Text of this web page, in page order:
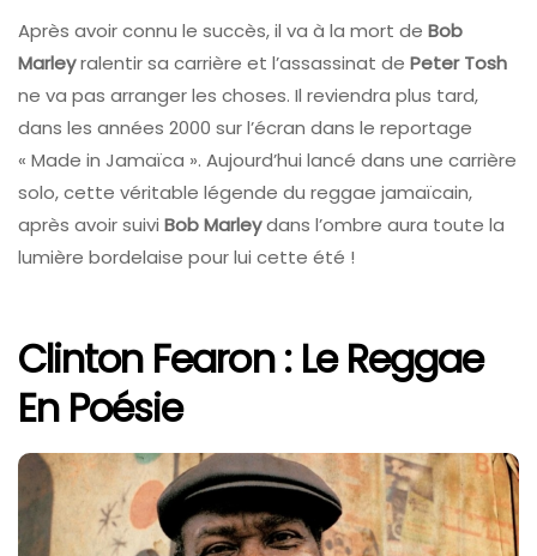
Après avoir connu le succès, il va à la mort de Bob
Marleyralentir sa carrière et l’assassinat de Peter Tosh
ne va pas arranger les choses. Il reviendra plus tard,
dans les années 2000 sur l’écran dans le reportage
« Made in Jamaïca ». Aujourd’hui lancé dans une carrière
solo, cette véritable légende du reggae jamaïcain,
après avoir suivi Bob Marleydans l’ombre aura toute la
lumière bordelaise pour lui cette été !
Clinton Fearon : Le Reggae
En Poésie